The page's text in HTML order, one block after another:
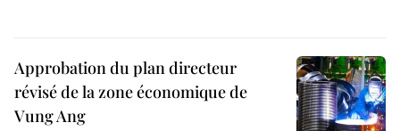
Approbation du plan directeur
révisé de la zone économique de
Vung Ang